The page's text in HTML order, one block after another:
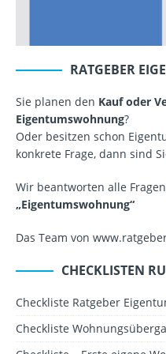
RATGEBER
Sie planen den Kauf oder
Eigentumswohnung?
Oder besitzen schon
konkrete Frage, dann sind
Wir beantworten alle
„Eigentumswohnung“
Das Team von
CHECKLISTEN
Checkliste Ratgeber
Checkliste